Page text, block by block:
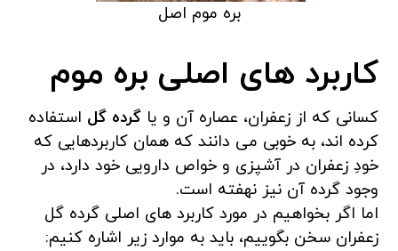
بره موم اصل
کاربرد های اصلی بره موم
کسانی که از زعفران، عصاره آن و یاگرده گل استفاده
کرده اند، به خوبی می دانند که همان کاربردهایی که
خودِ زعفران در آشپزی و خواص دارویی خود دارد، در
وجود گرده آن نیز نهفته است.
اما اگر بخواهیم در مورد کاربرد های اصلی گرده گل
زعفران سخن بگوییم، باید به موارد زیر اشاره کنیم: